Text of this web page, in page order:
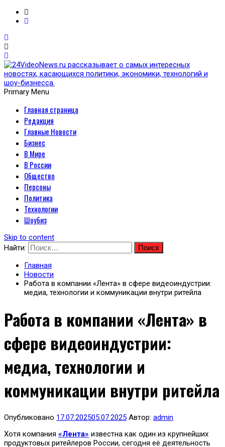
24VideoNews.ru
рассказывает о самых
интересных новостях,
касающихся политики,
экономики, технологий и
шоу-бизнесса.
Primary Menu
Главная страница
Редакция
Главные Новости
Бизнес
В Мире
В России
Общество
Персоны
Политика
Технологии
Шоубиз
Skip to content
Найти:
Главная
Новости
Работа в компании «Лента» в сфере видеоиндустрии:
медиа, технологии и коммуникации внутри ритейла
Работа в компании «Лента» в
сфере видеоиндустрии:
медиа, технологии и
коммуникации внутри ритейла
Опубликовано 17.07.202505.07.2025 Автор: admin
Хотя компания «Лента» известна как один из крупнейших
продуктовых ритейлеров России, сегодня её деятельность